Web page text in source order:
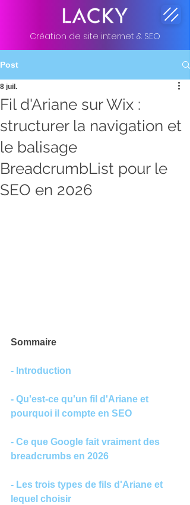
Création de site internet & SEO
Post
Fil d'Ariane sur Wix :
structurer la navigation et
le balisage
BreadcrumbList pour le
SEO en 2026
8 juil.
Sommaire
- Introduction
- Qu'est-ce qu'un fil d'Ariane et
pourquoi il compte en SEO
- Ce que Google fait vraiment des
breadcrumbs en 2026
- Les trois types de fils d'Ariane et
lequel choisir